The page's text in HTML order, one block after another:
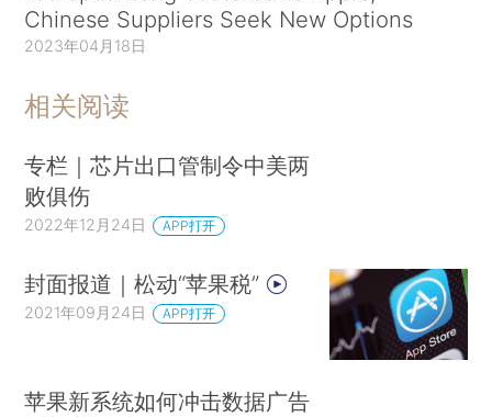
Chinese Suppliers Seek New Options
2023年04月18日
相关阅读
专栏｜芯片出口管制令中美两
败俱伤
2022年12月24日 APP打开
封面报道｜松动“苹果税”
2021年09月24日 APP打开
苹果新系统如何冲击数据广告